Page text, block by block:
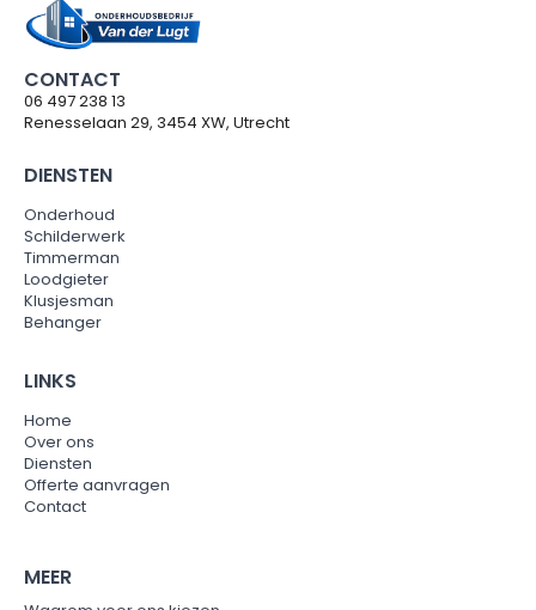
CONTACT
06 497 238 13
Renesselaan 29, 3454 XW, Utrecht
DIENSTEN
Onderhoud
Schilderwerk
Timmerman
Loodgieter
Klusjesman
Behanger
LINKS
Home
Over ons
Diensten
Offerte aanvragen
Contact
MEER